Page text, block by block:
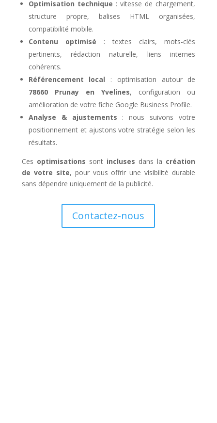
Optimisation technique : vitesse de chargement,
structure propre, balises HTML organisées,
compatibilité mobile.
Contenu optimisé : textes clairs, mots-clés
pertinents, rédaction naturelle, liens internes
cohérents.
Référencement local : optimisation autour de
78660 Prunay en Yvelines, configuration ou
amélioration de votre fiche Google Business Profile.
Analyse & ajustements : nous suivons votre
positionnement et ajustons votre stratégie selon les
résultats.
Ces optimisations sont incluses dans la création
de votre site, pour vous offrir une visibilité durable
sans dépendre uniquement de la publicité.
Contactez-nous